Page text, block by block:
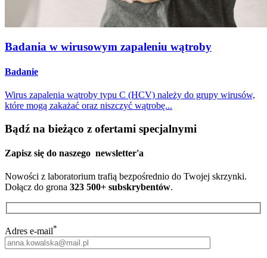
Badania w wirusowym zapaleniu wątroby
Badanie
Wirus zapalenia wątroby typu C (HCV) należy do grupy wirusów,
które mogą zakażać oraz niszczyć wątrobę...
Bądź na bieżąco z ofertami specjalnymi
Zapisz się do naszego newsletter'a
Nowości z laboratorium trafią bezpośrednio do Twojej skrzynki.
Dołącz do grona 323 500+ subskrybentów.
Adres e-mail*